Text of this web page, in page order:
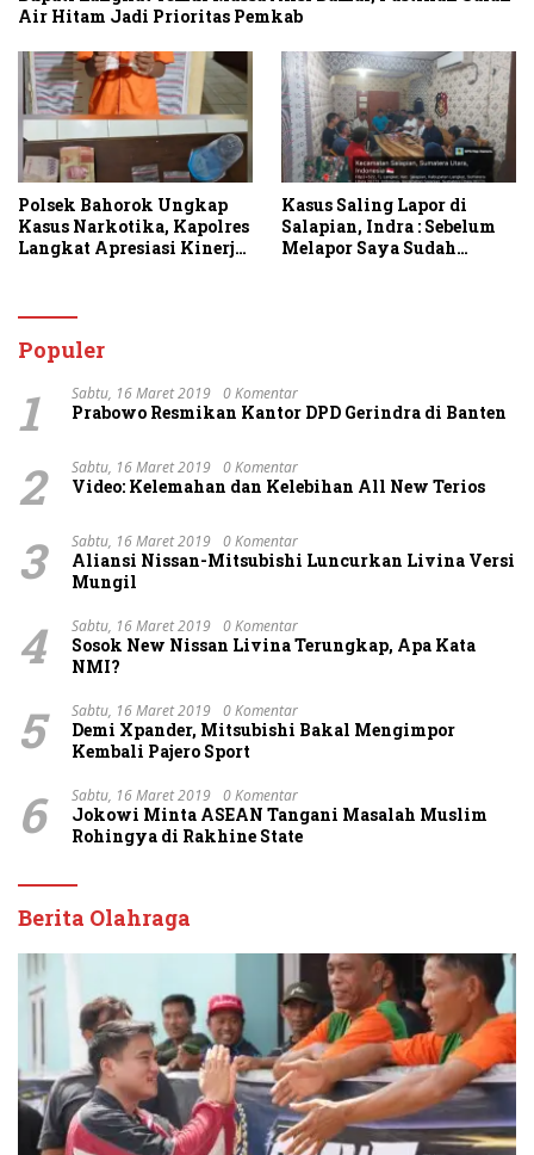
Air Hitam Jadi Prioritas Pemkab
Polsek Bahorok Ungkap
Kasus Narkotika, Kapolres
Langkat Apresiasi Kinerja
Layanan 110
Kasus Saling Lapor di
Salapian, Indra : Sebelum
Melapor Saya Sudah
Populer
1 Sabtu, 16 Maret 2019 0 Komentar
Prabowo Resmikan Kantor DPD Gerindra di Banten
2 Sabtu, 16 Maret 2019 0 Komentar
Video: Kelemahan dan Kelebihan All New Terios
3 Sabtu, 16 Maret 2019 0 Komentar
Aliansi Nissan-Mitsubishi Luncurkan Livina Versi
Mungil
4 Sabtu, 16 Maret 2019 0 Komentar
Sosok New Nissan Livina Terungkap, Apa Kata
NMI?
5 Sabtu, 16 Maret 2019 0 Komentar
Demi Xpander, Mitsubishi Bakal Mengimpor
Kembali Pajero Sport
6 Sabtu, 16 Maret 2019 0 Komentar
Jokowi Minta ASEAN Tangani Masalah Muslim
Rohingya di Rakhine State
Berita Olahraga